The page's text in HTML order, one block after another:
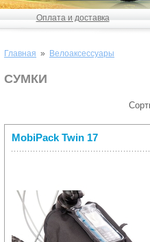
Оплата и доставка
Главная » Велоаксессуары
СУМКИ
MobiPack Twin 17